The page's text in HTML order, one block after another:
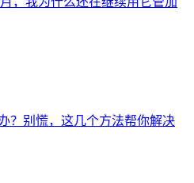
？别慌，这几个方法帮你解决